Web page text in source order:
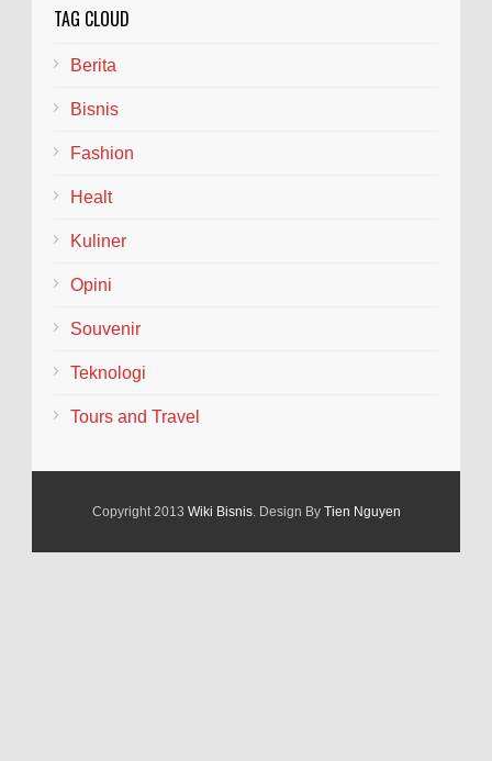
TAG CLOUD
Berita
Bisnis
Fashion
Healt
Kuliner
Opini
Souvenir
Teknologi
Tours and Travel
Copyright 2013 Wiki Bisnis. Design By Tien Nguyen